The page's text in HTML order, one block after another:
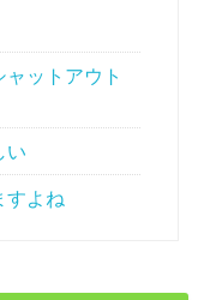
ットアウト
い
すよね